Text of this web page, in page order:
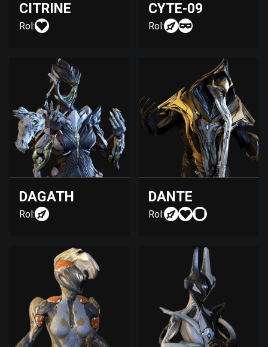
CITRINE
Rol:
CYTE-09
Rol:
DAGATH
Rol:
DANTE
Rol: